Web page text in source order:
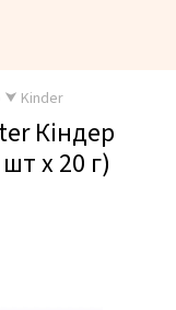
⮟ Kinder
Кіндер
x 20 г)